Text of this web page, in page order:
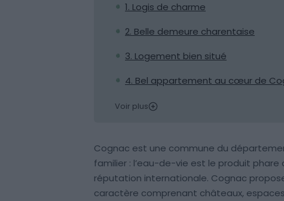
1. Logis de charme
2. Belle demeure charentaise
3. Logement bien situé
4. Bel appartement au cœur de
Voir plus
Cognac est une commune du
familier : l’eau-de-vie est le produit
réputation internationale. Cognac
caractère comprenant châteaux,